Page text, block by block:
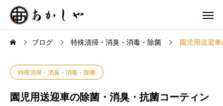
ブログ 特殊清掃・消臭・消毒・除菌 園児用送迎
特殊清掃・消臭・消毒・除菌
園児用送迎車の除菌・消臭・抗菌コーティン